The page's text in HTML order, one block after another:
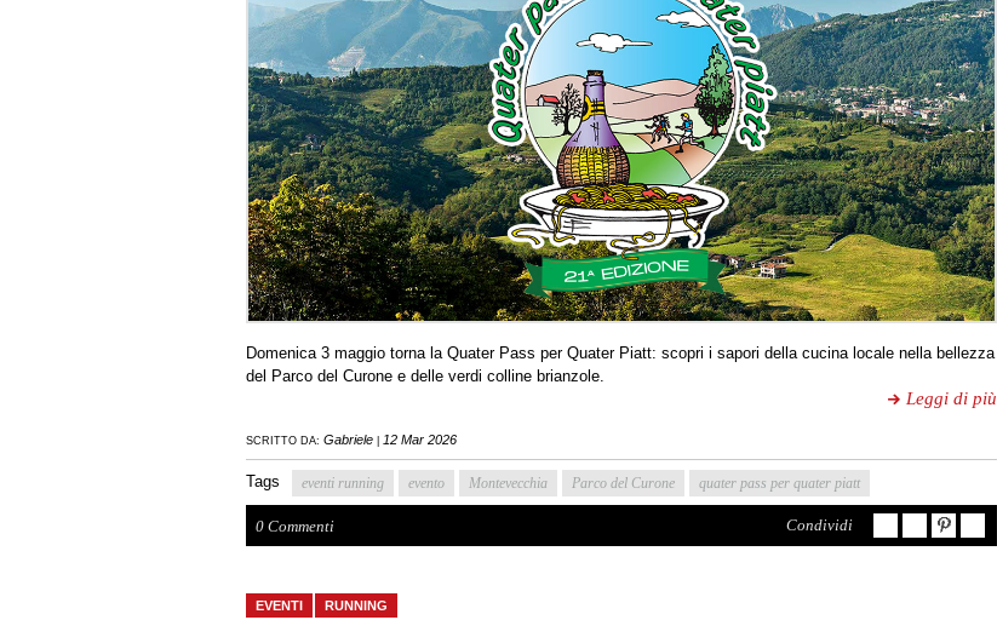
Domenica 3 maggio torna la Quater Pass per Quater Piatt: scopri i sapori della cucina locale nella bellezza
del Parco del Curone e delle verdi colline brianzole.
Leggi di più
SCRITTO DA: Gabriele 12 Mar 2026
Tags eventi running evento Montevecchia Parco del Curone quater pass per quater piatt
0 Commenti Condividi
EVENTI RUNNING